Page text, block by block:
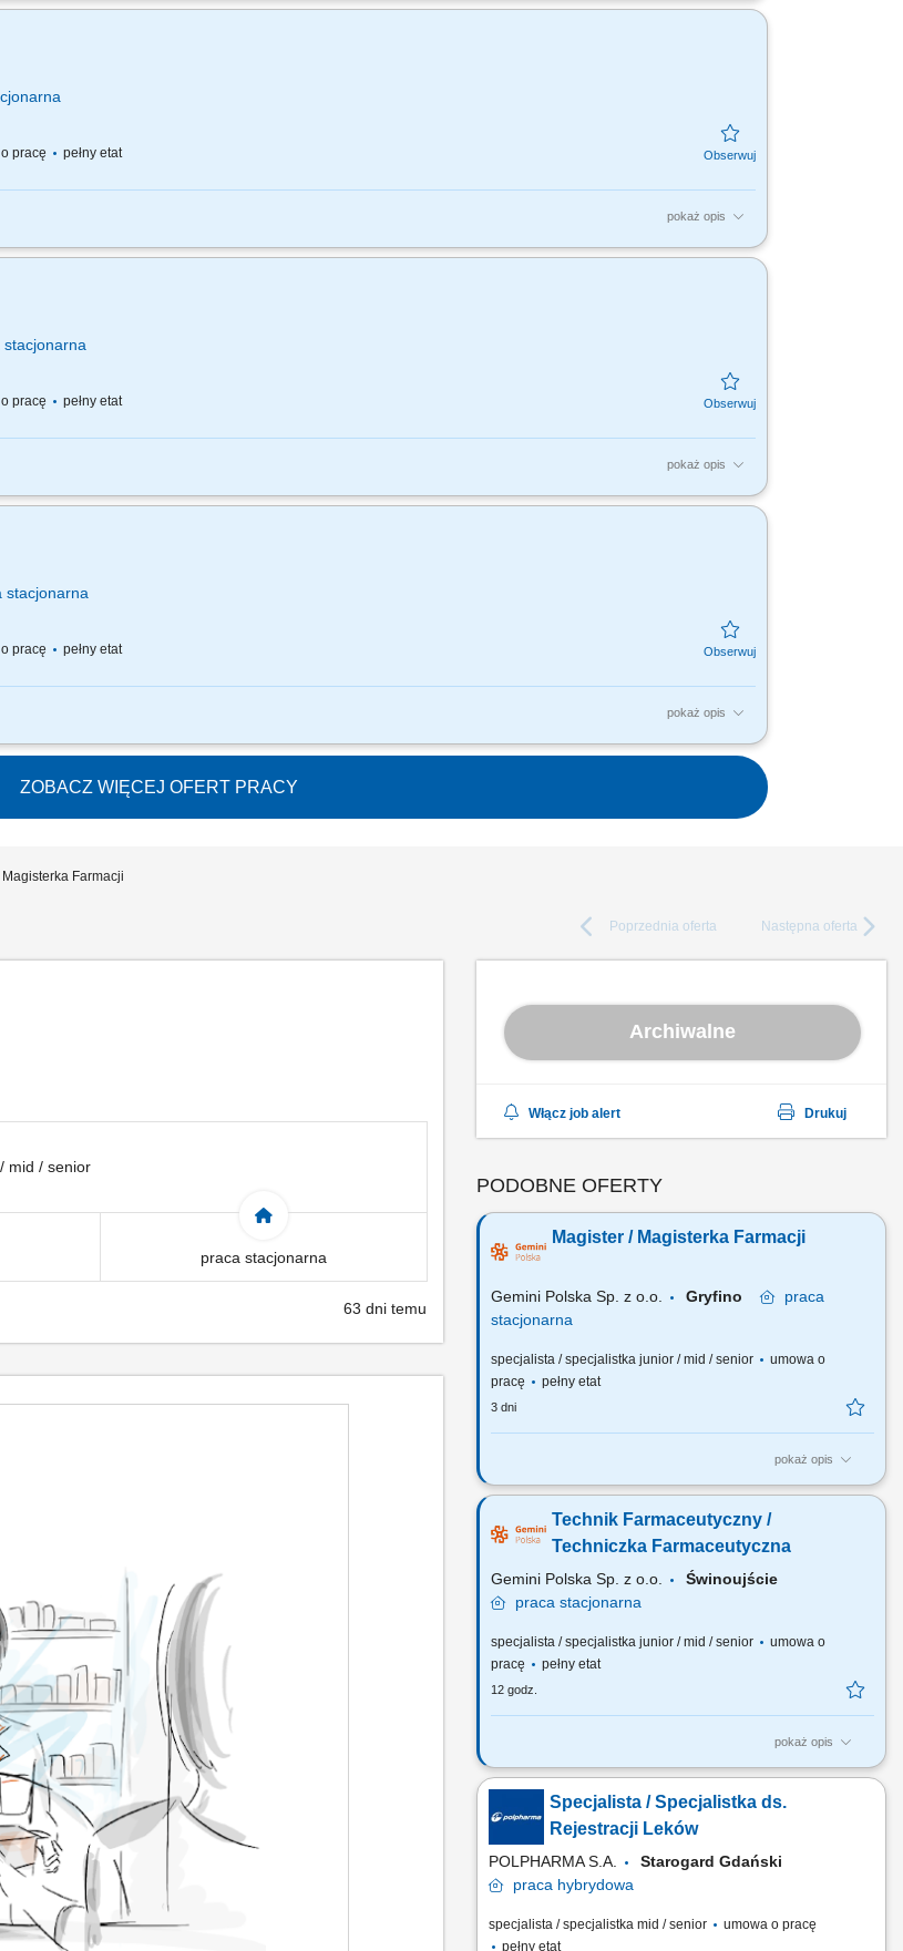
pracę pełny etat
pokaż opis
strony pracujesz w dużym zespole, z drugiej – z wieloma Pacjentami, dla nas to Ty jesteś ekspertem –
stacjonarna
pracę pełny etat
pokaż opis
strony pracujesz w dużym zespole, z drugiej – z wieloma Pacjentami, dla nas to Ty jesteś ekspertem –
stacjonarna
pracę pełny etat
pokaż opis
strony pracujesz w dużym zespole, z drugiej – z wieloma Pacjentami, dla nas to Ty jesteś ekspertem –
ZOBACZ WIĘCEJ OFERT PRACY
Magisterka Farmacji
Poprzednia oferta Następna oferta
mid / senior
praca stacjonarna
63 dni temu
Archiwalne
Włącz job alert Drukuj
PODOBNE OFERTY
Magister / Magisterka Farmacji
Gemini Polska Sp. z o.o. Gryfino
praca
stacjonarna
specjalista / specjalistka junior / mid / senior
umowa o
pracę
pełny etat
3 dni
pokaż opis
Czego możesz się spodziewać? dynamiki pracy – z jednej
Pacjentami, dla nas to Ty jesteś ekspertem – wierzymy w Twoją
fachową wiedzę, dlatego każdemu Pacjentowi możesz
Technik Farmaceutyczny /
Techniczka Farmaceutyczna
Gemini Polska Sp. z o.o.
Świnoujście
praca stacjonarna
specjalista / specjalistka junior / mid / senior
umowa o
pracę
pełny etat
12 godz.
pokaż opis
Czego możesz się spodziewać? dynamiki pracy – z jednej
strony pracujesz w dużym zespole, z drugiej – z wieloma
Pacjentami, dla nas to Ty jesteś ekspertem – wierzymy w Twoją
fachową wiedzę, dlatego każdemu Pacjentowi możesz
poświęcić tyle czasu ile potrzebujesz i to Ty decydujesz...
Specjalista / Specjalistka ds.
Rejestracji Leków
POLPHARMA S.A.
Starogard Gdański
praca hybrydowa
specjalista / specjalistka mid / senior
umowa o pracę
pełny etat